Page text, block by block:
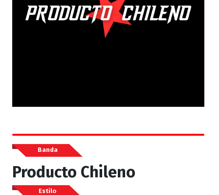
Banda
Producto Chileno
Estilo